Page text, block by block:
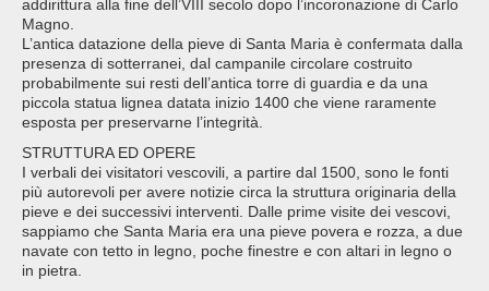
addirittura alla fine dell’VIII secolo dopo l’incoronazione di Carlo
Magno.
L’antica datazione della pieve di Santa Maria è confermata dalla
presenza di sotterranei, dal campanile circolare costruito
probabilmente sui resti dell’antica torre di guardia e da una
piccola statua lignea datata inizio 1400 che viene raramente
esposta per preservarne l’integrità.
STRUTTURA ED OPERE
I verbali dei visitatori vescovili, a partire dal 1500, sono le fonti
più autorevoli per avere notizie circa la struttura originaria della
pieve e dei successivi interventi. Dalle prime visite dei vescovi,
sappiamo che Santa Maria era una pieve povera e rozza, a due
navate con tetto in legno, poche finestre e con altari in legno o
in pietra.